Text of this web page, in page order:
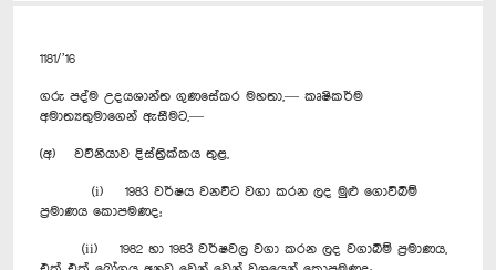
1181/’16
ගරු පද්ම උදයශාන්ත ගුණසේකර මහතා,— කෘෂිකර්ම
අමාත්‍යතුමාගෙන් ඇසීමට,—
(අ) වව්නියාව දිස්ත්‍රික්කය තුළ,
(i) 1983 වර්ෂය වනවිට වගා කරන ලද මුළු ගොවිබිම්
ප්‍රමාණය කොපමණද;
(ii) 1982 හා 1983 වර්ෂවල වගා කරන ලද වගාබිම් ප්‍රමාණය,